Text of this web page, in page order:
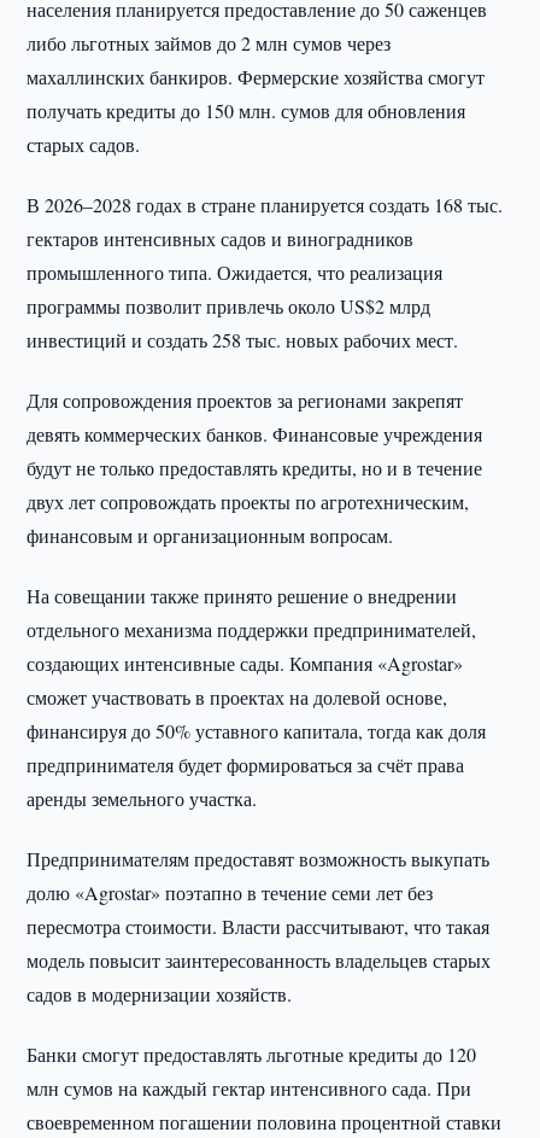
населения планируется предоставление до 50 саженцев
либо льготных займов до 2 млн сумов через
махаллинских банкиров. Фермерские хозяйства смогут
получать кредиты до 150 млн. сумов для обновления
старых садов.
В 2026–2028 годах в стране планируется создать 168 тыс.
гектаров интенсивных садов и виноградников
промышленного типа. Ожидается, что реализация
программы позволит привлечь около US$2 млрд
инвестиций и создать 258 тыс. новых рабочих мест.
Для сопровождения проектов за регионами закрепят
девять коммерческих банков. Финансовые учреждения
будут не только предоставлять кредиты, но и в течение
двух лет сопровождать проекты по агротехническим,
финансовым и организационным вопросам.
На совещании также принято решение о внедрении
отдельного механизма поддержки предпринимателей,
создающих интенсивные сады. Компания «Agrostar»
сможет участвовать в проектах на долевой основе,
финансируя до 50% уставного капитала, тогда как доля
предпринимателя будет формироваться за счёт права
аренды земельного участка.
Предпринимателям предоставят возможность выкупать
долю «Agrostar» поэтапно в течение семи лет без
пересмотра стоимости. Власти рассчитывают, что такая
модель повысит заинтересованность владельцев старых
садов в модернизации хозяйств.
Банки смогут предоставлять льготные кредиты до 120
млн сумов на каждый гектар интенсивного сада. При
своевременном погашении половина процентной ставки